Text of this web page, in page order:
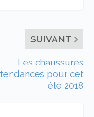
SUIVANT
Les chaussures
tendances pour cet
été 2018